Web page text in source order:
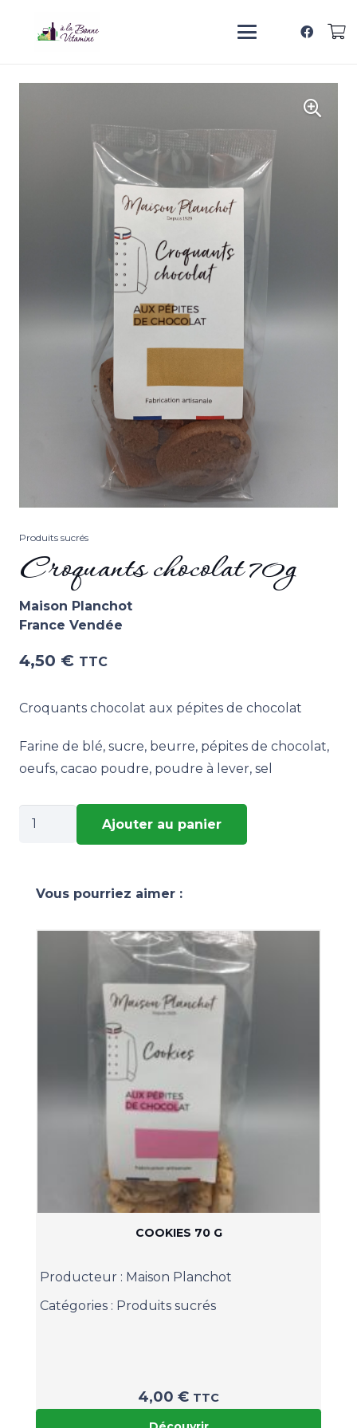
Produits sucrés
Croquants chocolat 70g
Maison Planchot
France Vendée
4,50 € TTC
Croquants chocolat aux pépites de chocolat
Farine de blé, sucre, beurre, pépites de chocolat,
oeufs, cacao poudre, poudre à lever, sel
quantité
Ajouter au panier
Vous pourriez aimer :
COOKIES 70 G
Producteur : Maison Planchot
Catégories : Produits sucrés
4,00 € TTC